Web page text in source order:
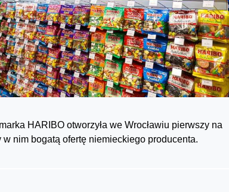
HARIBO otworzyła we Wrocławiu pierwszy na
nim bogatą ofertę niemieckiego producenta.